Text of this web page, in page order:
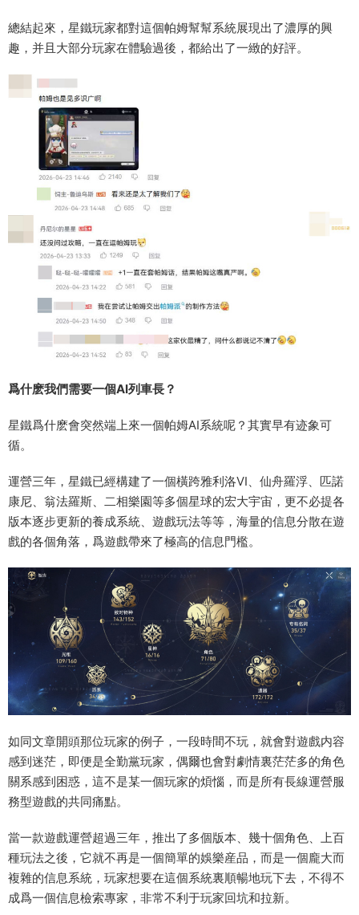
總結起來，星鐵玩家都對這個帕姆幫幫系統展現出了濃厚的興
趣，并且大部分玩家在體驗過後，都給出了一緻的好評。
爲什麽我們需要一個AI列車長？
星鐵爲什麽會突然端上來一個帕姆AI系統呢？其實早有迹象可
循。
運營三年，星鐵已經構建了一個橫跨雅利洛VI、仙舟羅浮、匹諾
康尼、翁法羅斯、二相樂園等多個星球的宏大宇宙，更不必提各
版本逐步更新的養成系統、遊戲玩法等等，海量的信息分散在遊
戲的各個角落，爲遊戲帶來了極高的信息門檻。
如同文章開頭那位玩家的例子，一段時間不玩，就會對遊戲内容
感到迷茫，即便是全勤黨玩家，偶爾也會對劇情裏茫茫多的角色
關系感到困惑，這不是某一個玩家的煩惱，而是所有長線運營服
務型遊戲的共同痛點。
當一款遊戲運營超過三年，推出了多個版本、幾十個角色、上百
種玩法之後，它就不再是一個簡單的娛樂産品，而是一個龐大而
複雜的信息系統，玩家想要在這個系統裏順暢地玩下去，不得不
成爲一個信息檢索專家，非常不利于玩家回坑和拉新。